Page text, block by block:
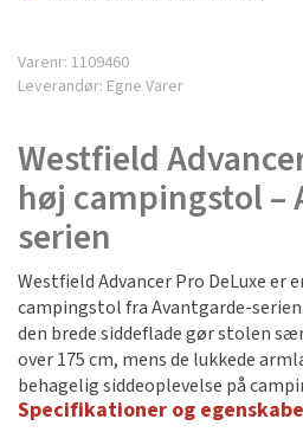
Varenr: 1109460
Leverandør: Egne Varer
Westfield
høj campingstol –
serien
Westfield Advancer Pro DeLuxe er
campingstol fra Avantgarde-
den brede siddeflade gør stolen
over 175 cm, mens de lukkede
behagelig siddeoplevelse på
Specifikationer og